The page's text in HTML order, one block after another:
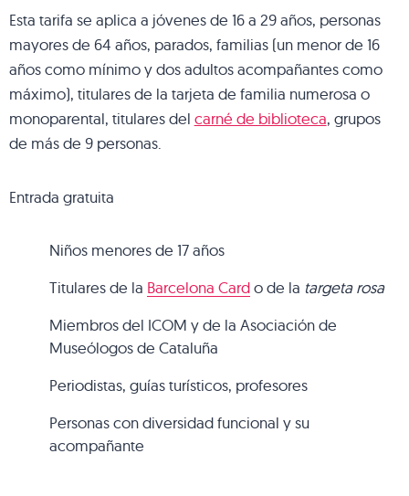
Esta tarifa se aplica a jóvenes de 16 a 29 años, personas
mayores de 64 años, parados, familias (un menor de 16
años como mínimo y dos adultos acompañantes como
máximo), titulares de la tarjeta de familia numerosa o
monoparental, titulares del carné de biblioteca, grupos
de más de 9 personas.
Entrada gratuita
Niños menores de 17 años
Titulares de la Barcelona Cardo de la targeta rosa
Miembros del ICOM y de la Asociación de
Museólogos de Cataluña
Periodistas, guías turísticos, profesores
Personas con diversidad funcional y su
acompañante